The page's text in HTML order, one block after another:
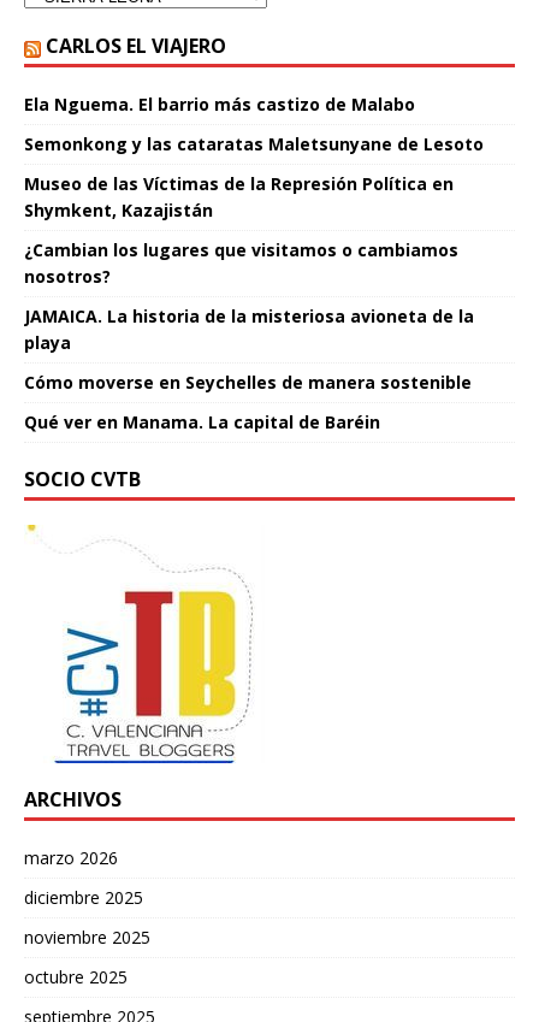
CARLOS EL VIAJERO
Ela Nguema. El barrio más castizo de Malabo
Semonkong y las cataratas Maletsunyane de Lesoto
Museo de las Víctimas de la Represión Política en
Shymkent, Kazajistán
¿Cambian los lugares que visitamos o cambiamos
nosotros?
JAMAICA. La historia de la misteriosa avioneta de la
playa
Cómo moverse en Seychelles de manera sostenible
Qué ver en Manama. La capital de Baréin
SOCIO CVTB
ARCHIVOS
marzo 2026
diciembre 2025
noviembre 2025
octubre 2025
septiembre 2025